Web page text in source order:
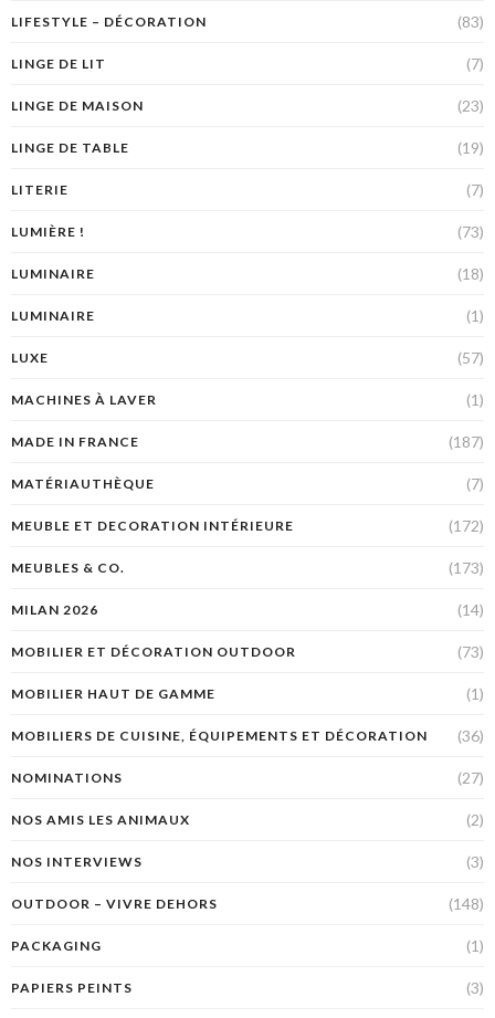
LIFESTYLE – DÉCORATION (83)
LINGE DE LIT (7)
LINGE DE MAISON (23)
LINGE DE TABLE (19)
LITERIE (7)
LUMIÈRE ! (73)
LUMINAIRE (18)
LUMINAIRE (1)
LUXE (57)
MACHINES À LAVER (1)
MADE IN FRANCE (187)
MATÉRIAUTHÈQUE (7)
MEUBLE ET DECORATION INTÉRIEURE (172)
MEUBLES & CO. (173)
MILAN 2026 (14)
MOBILIER ET DÉCORATION OUTDOOR (73)
MOBILIER HAUT DE GAMME (1)
MOBILIERS DE CUISINE, ÉQUIPEMENTS ET DÉCORATION (36)
NOMINATIONS (27)
NOS AMIS LES ANIMAUX (2)
NOS INTERVIEWS (3)
OUTDOOR – VIVRE DEHORS (148)
PACKAGING (1)
PAPIERS PEINTS (3)